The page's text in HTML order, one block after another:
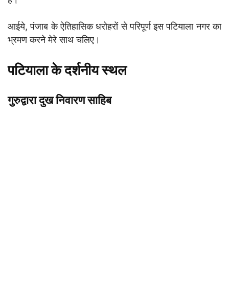
आईये, पंजाब के ऐतिहासिक धरोहरों से परिपूर्ण इस पटियाला नगर का
भ्रमण करने मेरे साथ चलिए।
पटियाला के दर्शनीय स्थल
गुरुद्वारा दुख निवारण साहिब